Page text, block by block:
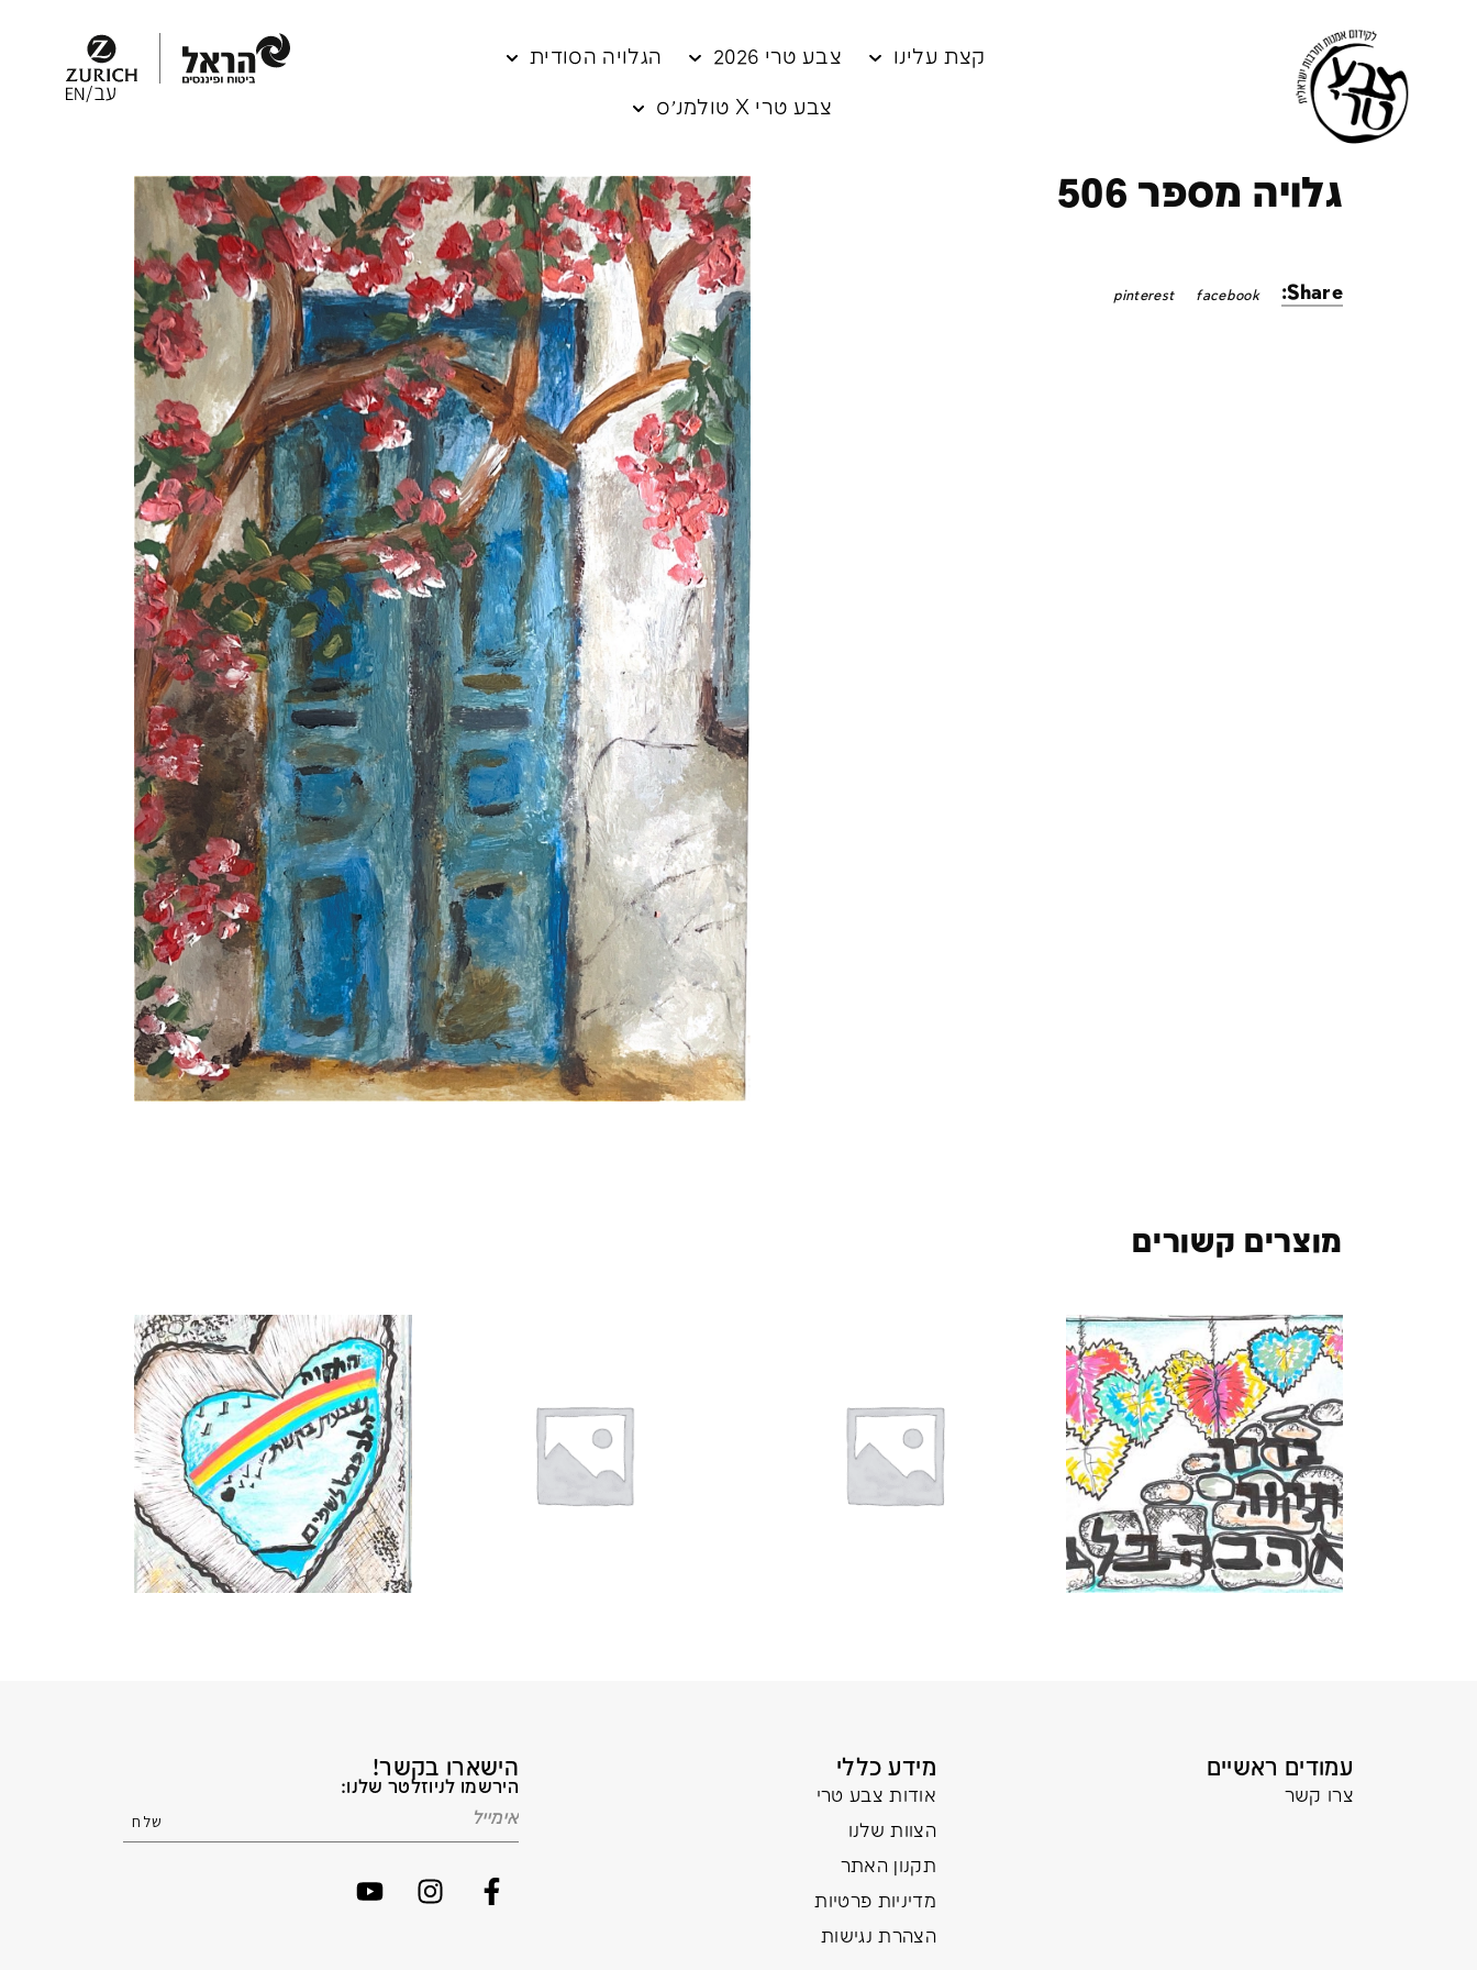
קצת עלינו צבע טרי 2026 הגלויה הסודית
צבע טרי X טולמנ׳ס
גלויה מספר 506
Share:
facebook
pinterest
מוצרים קשורים
עמודים ראשיים
צרו קשר
מידע כללי
אודות צבע טרי
הצוות שלנו
תקנון האתר
מדיניות פרטיות
הצהרת נגישות
הישארו בקשר!
הירשמו לניוזלטר שלנו: